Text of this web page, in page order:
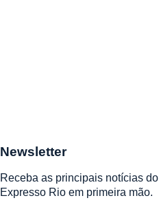
Newsletter
Receba as principais notícias do
Expresso Rio em primeira mão.